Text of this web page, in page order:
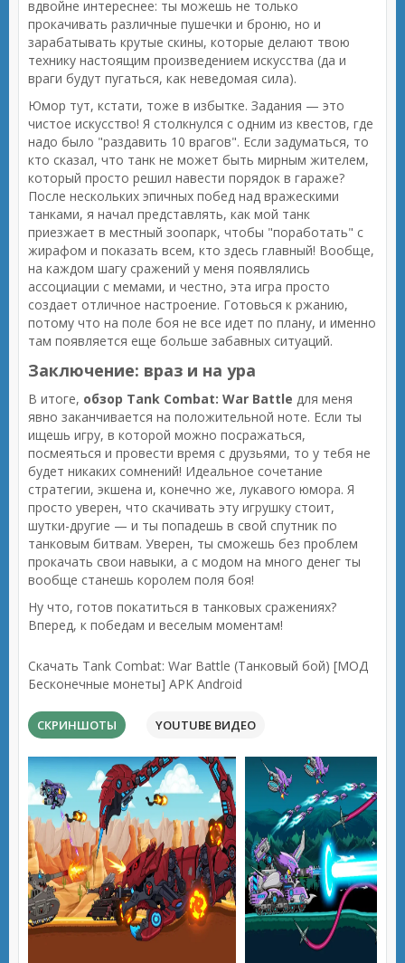
вдвойне интереснее: ты можешь не только
прокачивать различные пушечки и броню, но и
зарабатывать крутые скины, которые делают твою
технику настоящим произведением искусства (да и
враги будут пугаться, как неведомая сила).
Юмор тут, кстати, тоже в избытке. Задания — это
чистое искусство! Я столкнулся с одним из квестов, где
надо было "раздавить 10 врагов". Если задуматься, то
кто сказал, что танк не может быть мирным жителем,
который просто решил навести порядок в гараже?
После нескольких эпичных побед над вражескими
танками, я начал представлять, как мой танк
приезжает в местный зоопарк, чтобы "поработать" с
жирафом и показать всем, кто здесь главный! Вообще,
на каждом шагу сражений у меня появлялись
ассоциации с мемами, и честно, эта игра просто
создает отличное настроение. Готовься к ржанию,
потому что на поле боя не все идет по плану, и именно
там появляется еще больше забавных ситуаций.
Заключение: враз и на ура
В итоге, обзор Tank Combat: War Battle для меня
явно заканчивается на положительной ноте. Если ты
ищешь игру, в которой можно посражаться,
посмеяться и провести время с друзьями, то у тебя не
будет никаких сомнений! Идеальное сочетание
стратегии, экшена и, конечно же, лукавого юмора. Я
просто уверен, что скачивать эту игрушку стоит,
шутки-другие — и ты попадешь в свой спутник по
танковым битвам. Уверен, ты сможешь без проблем
прокачать свои навыки, а с модом на много денег ты
вообще станешь королем поля боя!
Ну что, готов покатиться в танковых сражениях?
Вперед, к победам и веселым моментам!
Скачать Tank Combat: War Battle (Танковый бой) [МОД
Бесконечные монеты] APK Android
СКРИНШОТЫ YOUTUBE ВИДЕО